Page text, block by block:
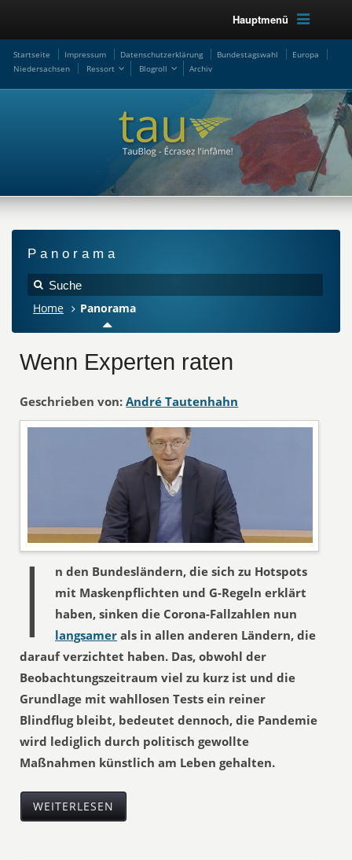
Hauptmenü
Startseite Impressum Datenschutzerklärung Bundestagswahl
Europa
Niedersachsen
Ressort Blogroll Archiv
Panorama
Home Panorama
Wenn Experten raten
Geschrieben von: André Tautenhahn
I
n den Bundesländern, die sich zu Hotspots
mit Maskenpflichten und G-Regeln erklärt
haben, sinken die Corona-Fallzahlen nun
langsamer als in allen anderen Ländern, die
darauf verzichtet haben. Das, obwohl der
Beobachtungszeitraum viel zu kurz ist und die
Grundlage mit wahllosen Tests ein reiner
Blindflug bleibt, bedeutet dennoch, die Pandemie
wird lediglich durch politisch gewollte
Maßnahmen künstlich am Leben gehalten.
WEITERLESEN